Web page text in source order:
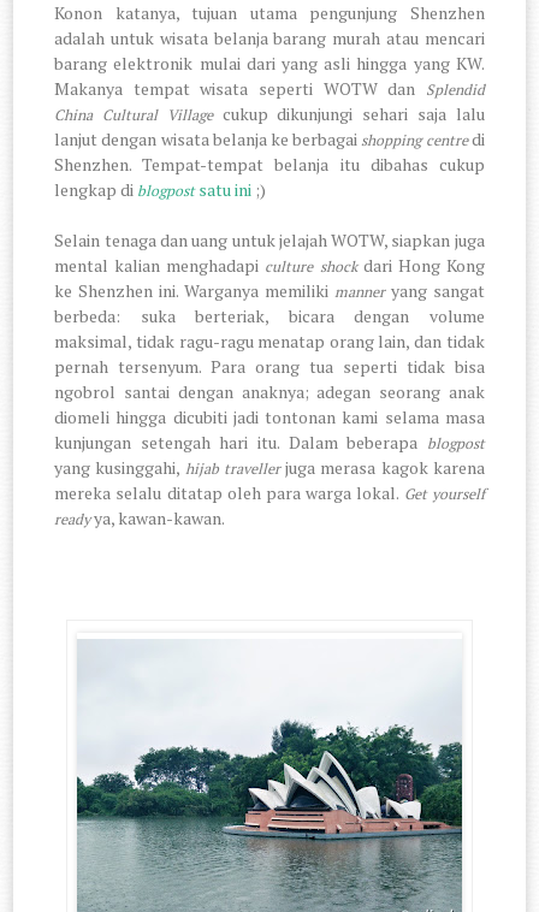
Konon katanya, tujuan utama pengunjung Shenzhen
adalah untuk wisata belanja barang murah atau mencari
barang elektronik mulai dari yang asli hingga yang KW.
Makanya tempat wisata seperti WOTW dan Splendid
China Cultural Village cukup dikunjungi sehari saja lalu
lanjut dengan wisata belanja ke berbagaishopping centredi
Shenzhen. Tempat-tempat belanja itu dibahas cukup
lengkap di blogpostsatu ini ;)
Selain tenaga dan uang untuk jelajah WOTW, siapkan juga
mental kalian menghadapi culture shock dari Hong Kong
ke Shenzhen ini.Warganya memiliki manner yang sangat
berbeda: suka berteriak, bicara dengan volume
maksimal, tidak ragu-ragu menatap orang lain, dan tidak
pernah tersenyum. Para orang tua seperti tidak bisa
ngobrol santai dengan anaknya; adegan seorang anak
diomeli hingga dicubiti jadi tontonan kami selama masa
kunjungan setengah hari itu. Dalam beberapa blogpost
yang kusinggahi, hijab travellerjuga merasa kagok karena
mereka selalu ditatap oleh para warga lokal. Get yourself
readyya, kawan-kawan.